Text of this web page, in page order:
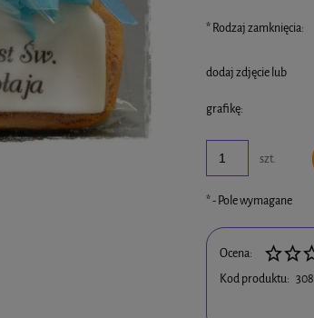
*Rodzaj zamknięcia:
dodaj zdjęcie lub
grafikę:
szt.
*- Pole wymagane
Ocena:
Kod produktu: 308